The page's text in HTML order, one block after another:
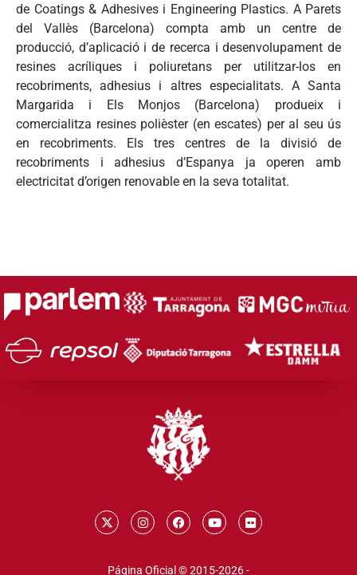
de Coatings & Adhesives i Engineering Plastics. A Parets
del Vallès (Barcelona) compta amb un centre de
producció, d’aplicació i de recerca i desenvolupament de
resines acríliques i poliuretans per utilitzar-los en
recobriments, adhesius i altres especialitats. A Santa
Margarida i Els Monjos (Barcelona) produeix i
comercialitza resines polièster (en escates) per al seu ús
en recobriments. Els tres centres de la divisió de
recobriments i adhesius d’Espanya ja operen amb
electricitat d’origen renovable en la seva totalitat.
Página Oficial © 2015-2026 -